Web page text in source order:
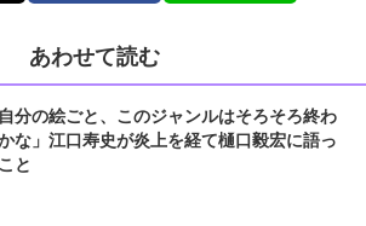
あわせて読む
自分の絵ごと、このジャンルはそろそろ終わ
な」江口寿史が炎上を経て樋口毅宏に語っ
と